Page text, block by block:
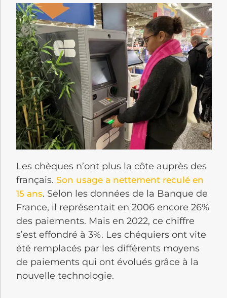
Les chèques n’ont plus la côte auprès des
français. Son usage a nettement reculé en
15 ans. Selon les données de la Banque de
France, il représentait en 2006 encore 26%
des paiements. Mais en 2022, ce chiffre
s’est effondré à 3%. Les chéquiers ont vite
été remplacés par les différents moyens
de paiements qui ont évolués grâce à la
nouvelle technologie.